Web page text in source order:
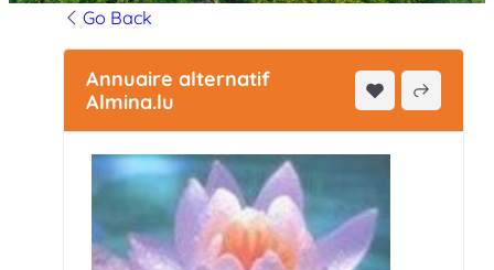
Go Back
Annuaire alternatif
Almina.lu